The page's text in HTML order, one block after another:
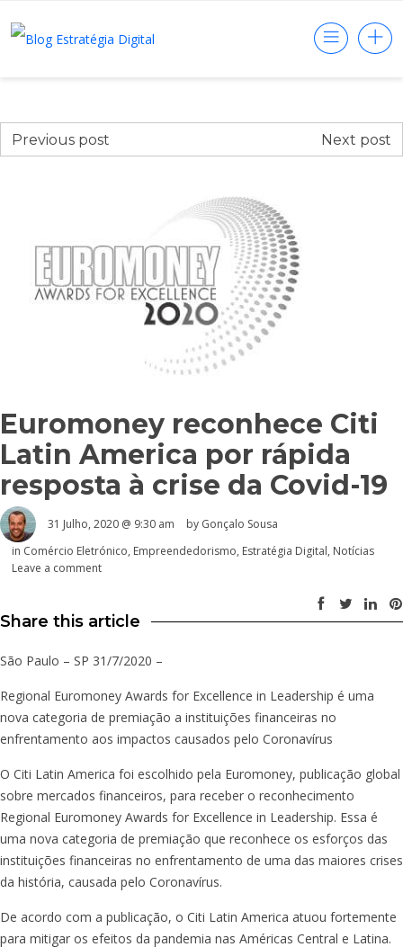
Previous post Next post
Euromoney reconhece Citi
Latin America por rápida
resposta à crise da Covid-19
31 Julho, 2020 @ 9:30 am by Gonçalo Sousa
in Comércio Eletrónico, Empreendedorismo, Estratégia Digital, Notícias
Leave a comment
Share this article
São Paulo – SP 31/7/2020 –
Regional Euromoney Awards for Excellence in Leadership é uma
nova categoria de premiação a instituições financeiras no
enfrentamento aos impactos causados pelo Coronavírus
O Citi Latin America foi escolhido pela Euromoney, publicação global
sobre mercados financeiros, para receber o reconhecimento
Regional Euromoney Awards for Excellence in Leadership. Essa é
uma nova categoria de premiação que reconhece os esforços das
instituições financeiras no enfrentamento de uma das maiores crises
da história, causada pelo Coronavírus.
De acordo com a publicação, o Citi Latin America atuou fortemente
para mitigar os efeitos da pandemia nas Américas Central e Latina.